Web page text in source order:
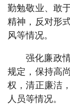
勤勉敬业、敢
精神，反对形
风等情况。
强化廉政
规定，保持高
权，清正廉洁
人员等情况。